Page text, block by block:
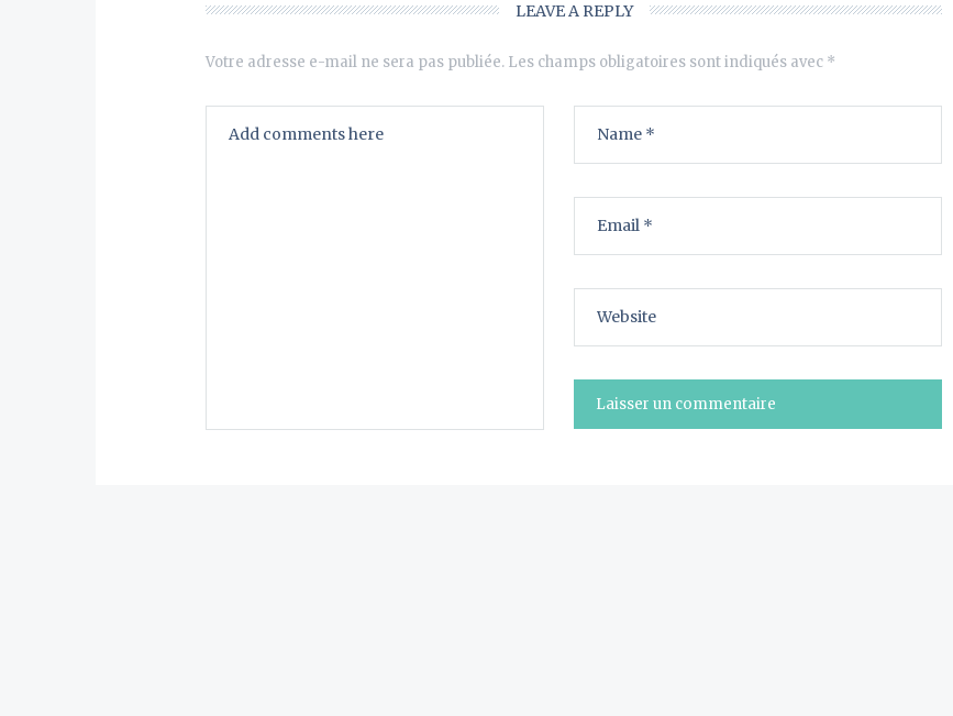
LEAVE A REPLY
Votre adresse e-mail ne sera pas publiée. Les champs obligatoires sont indiqués avec *